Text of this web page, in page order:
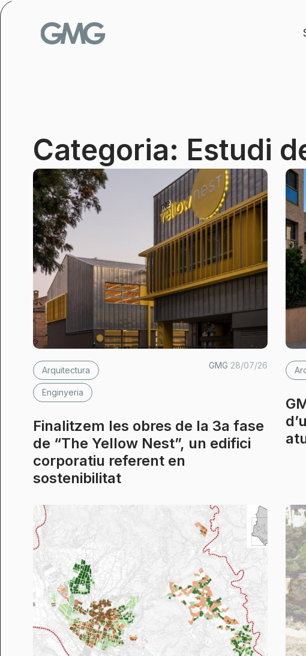
contingut
Categoria: Estudi
Arquitectura
Enginyeria
GMG 28/07/26
Finalitzem les obres de la 3a fase
de “The Yellow Nest”, un edifici
corporatiu referent en
sostenibilitat